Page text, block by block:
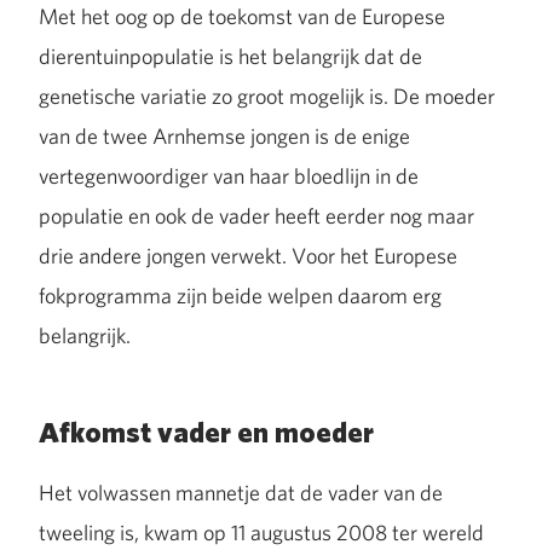
Met het oog op de toekomst van de Europese
dierentuinpopulatie is het belangrijk dat de
genetische variatie zo groot mogelijk is. De moeder
van de twee Arnhemse jongen is de enige
vertegenwoordiger van haar bloedlijn in de
populatie en ook de vader heeft eerder nog maar
drie andere jongen verwekt. Voor het Europese
fokprogramma zijn beide welpen daarom erg
belangrijk.
Afkomst vader en moeder
Het volwassen mannetje dat de vader van de
tweeling is, kwam op 11 augustus 2008 ter wereld